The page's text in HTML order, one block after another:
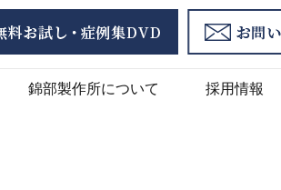
錦部製作所について 採用情報